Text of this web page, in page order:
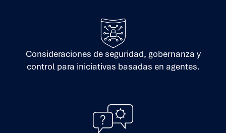
Consideraciones de seguridad, gobernanza y
control para iniciativas basadas en agentes.